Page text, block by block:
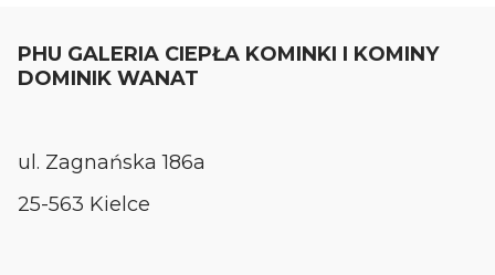
PHU GALERIA CIEPŁA KOMINKI I KOMINY
DOMINIK WANAT
ul. Zagnańska 186a
25-563 Kielce